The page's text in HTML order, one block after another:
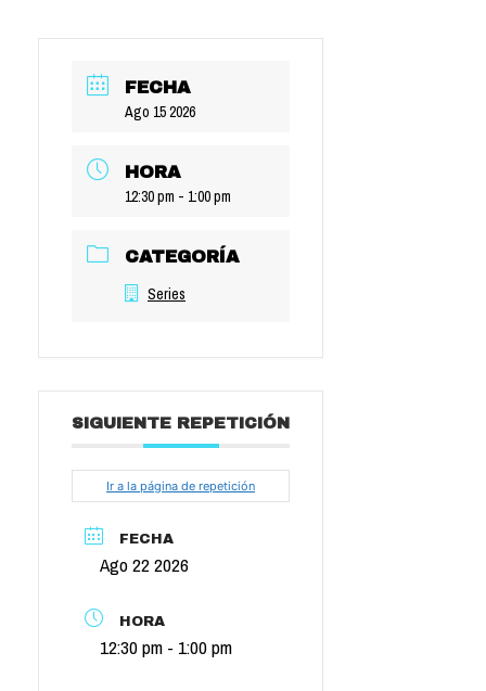
FECHA
Ago 15 2026
HORA
12:30 pm - 1:00 pm
CATEGORÍA
Series
SIGUIENTE REPETICIÓN
Ir a la página de repetición
FECHA
Ago 22 2026
HORA
12:30 pm - 1:00 pm